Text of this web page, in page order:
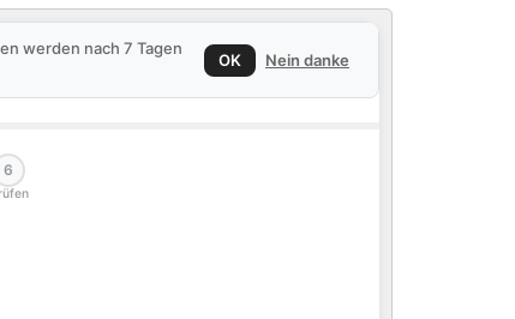
werden nach 7 Tagen
OK Nein danke
6